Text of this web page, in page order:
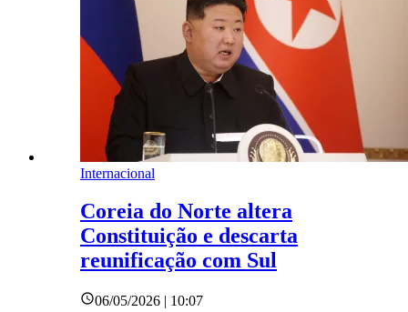
Internacional
Coreia do Norte altera
Constituição e descarta
reunificação com Sul
06/05/2026 | 10:07